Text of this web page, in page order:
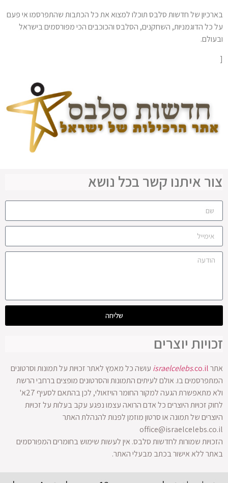
בארכיון של חדשות סלבס תוכלו למצוא את כל הכתבות שהתפרסמו אי פעם
על כל הדוגמניות, השחקנים, הסלבס והכוכבים הכי מפורסמים בישראל
ובעולם.
[
צור איתנו קשר בכל נושא
שליחה
זכויות יוצרים
אתר israelcelebs.co.il
עושה כל מאמץ לאתר זכויות על תמונות וסרטונים
המתפרסמים בו. אולם לעיתים התמונות והסרטונים מופצים ברחבי הרשת
ולא מתאפשרת הגעה למקור החומר הויזאולי, לכן בהתאם לסעיף 27א'
לחוק זכויות היוצרים כל אדם הרואה עצמו נפגע עקב בעלות על זכויות
היוצרים של תמונה או סרטון מוזמן לפנות להנהלת האתר
office@israelcelebs.co.il
הזכויות שמורות לחדשות סלבס. אין לעשות שימוש בחומרים המפורסמים
באתר ללא אישור בכתב מבעלי האתר.